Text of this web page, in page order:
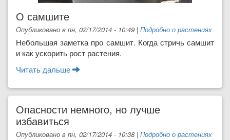
О самшите
Опубликовано в пн, 02/17/2014 - 10:49 | Подробно о растениях
Небольшая заметка про самшит. Когда стричь самшит
и как ускорить рост растения.
Читать дальше
Опасности немного, но лучше
избавиться
Опубликовано в пн, 02/17/2014 - 10:38 | Подробно о растениях